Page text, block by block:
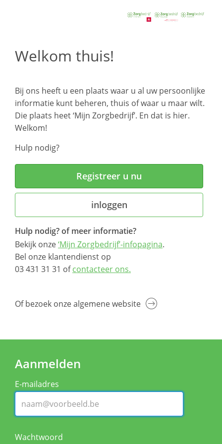
Welkom thuis!
Bij ons heeft u een plaats waar u al uw persoonlijke
informatie kunt beheren, thuis of waar u maar wilt.
Die plaats heet ‘Mijn Zorgbedrijf’. En dat is hier.
Welkom!
Hulp nodig?
Registreer u nu
inloggen
Hulp nodig? of meer informatie?
Bekijk onze‘Mijn Zorgbedrijf’-infopagina.
Bel onze klantendienst op
03 431 31 31 ofcontacteer ons.
Of bezoek onze algemene website
Aanmelden
E-mailadres
Wachtwoord